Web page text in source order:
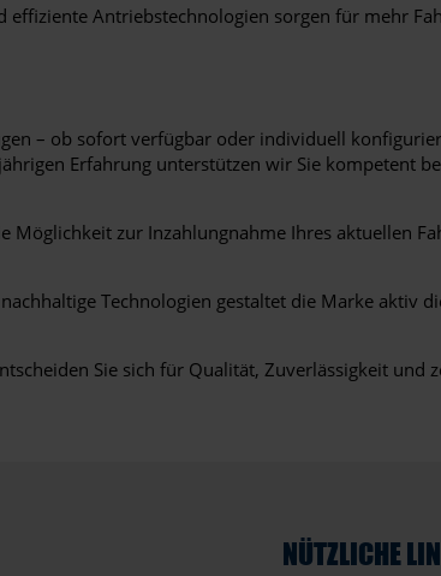
Antriebstechnologien sorgen für mehr
– ob sofort verfügbar oder individuell
Erfahrung unterstützen wir Sie kompetent
zur Inzahlungnahme Ihres aktuellen
Technologien gestaltet die Marke aktiv
Sie sich für Qualität, Zuverlässigkeit und
NÜTZLICHE